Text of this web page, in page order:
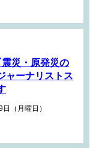
震災・原発災の
ャーナリストス
（月曜日）